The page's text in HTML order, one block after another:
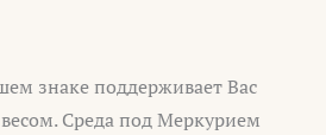
знаке поддерживает Вас
Среда под Меркурием